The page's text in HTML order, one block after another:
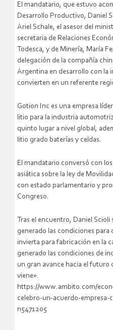
El mandatario, que estuvo
Desarrollo Productivo, Daniel
Ariel Schale, el asesor del
secretaria de Relaciones
Todesca, y de Minería, María
delegación de la compañía
Argentina en desarrollo con la
convierten en un referente
Gotion Inc es una empresa
litio para la industria
quinto lugar a nivel global,
litio grado baterías y celdas.
El mandatario conversó con
asiática sobre la ley de
con estado parlamentario y
Congreso.
Tras el encuentro, Daniel
generado las condiciones para
invierta para fabricación en la
generado las condiciones de
un gran avance hacia el futuro
viene».
https://www.ambito.com/
celebro-un-acuerdo-empresa-
n5471205